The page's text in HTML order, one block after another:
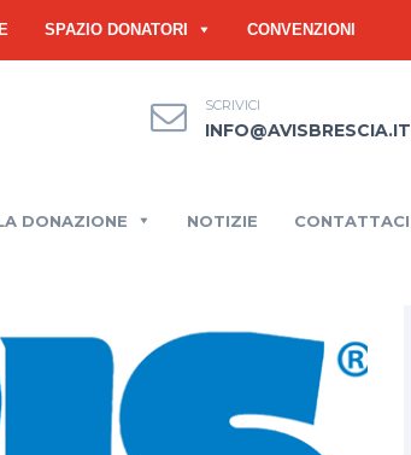
SPAZIO DONATORI CONVENZIONI
SCRIVICI
INFO@AVISBRESCIA.IT
DONAZIONE NOTIZIE CONTATTACI